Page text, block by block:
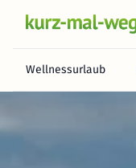
Wellnessurlaub